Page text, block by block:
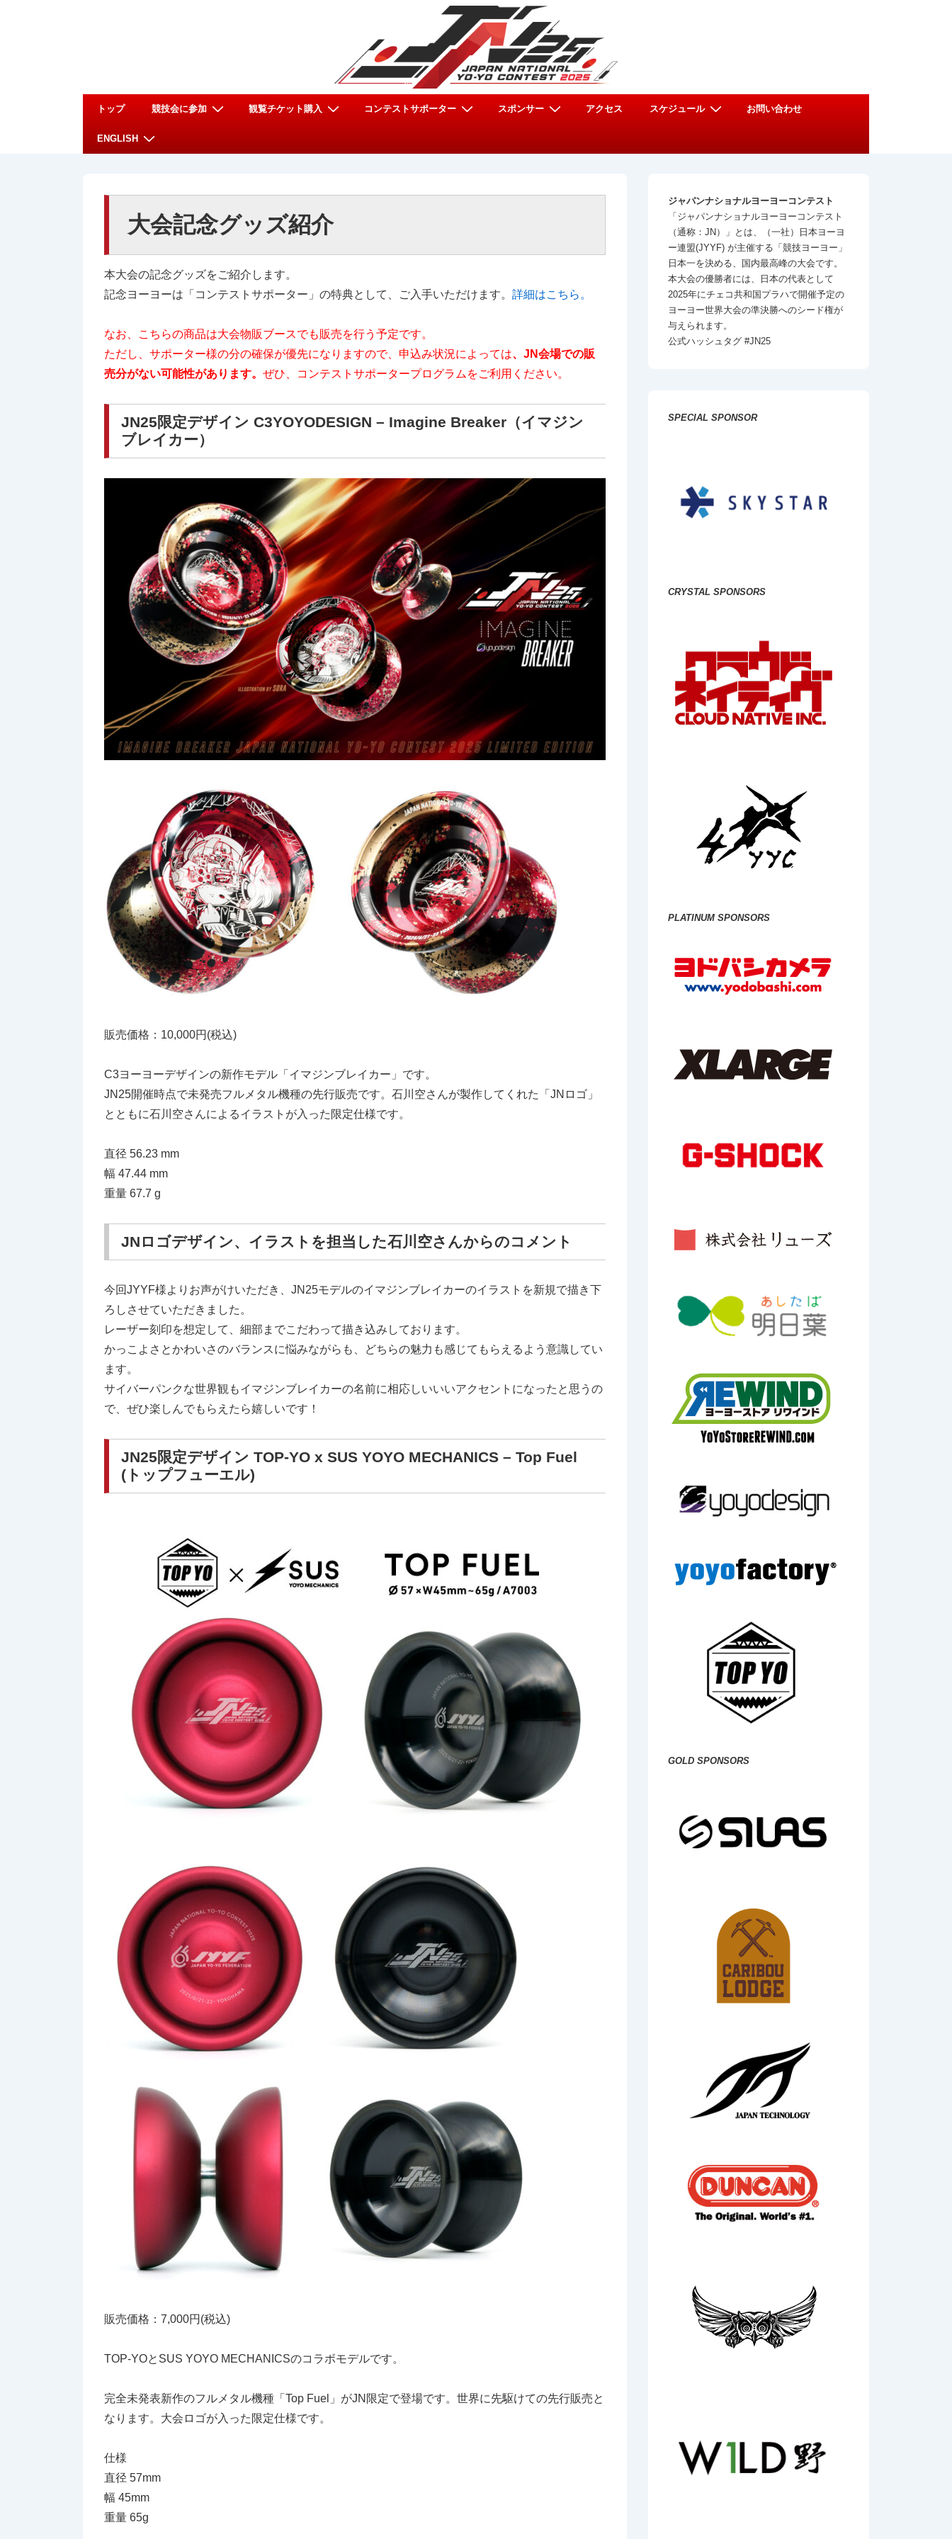
トップ 競技会に参加 観覧チケット購入 コンテストサポーター スポンサー アクセス スケジュール お問い合わせ
ENGLISH
大会記念グッズ紹介
本大会の記念グッズをご紹介します。
記念ヨーヨーは「コンテストサポーター」の特典として、ご入手いただけます。 詳細はこちら。
なお、こちらの商品は大会物販ブースでも販売を行う予定です。
ただし、サポーター様の分の確保が優先になりますので、申込み状況によっては、JN会場での販
売分がない可能性があります。 ぜひ、コンテストサポータープログラムをご利用ください。
JN25限定デザイン C3YOYODESIGN – Imagine Breaker（イマジン
ブレイカー）
販売価格：10,000円(税込)
C3ヨーヨーデザインの新作モデル「イマジンブレイカー」です。
JN25開催時点で未発売フルメタル機種の先行販売です。石川空さんが製作してくれた「JNロゴ」
とともに石川空さんによるイラストが入った限定仕様です。
直径 56.23 mm
幅 47.44 mm
重量 67.7 g
JNロゴデザイン、イラストを担当した石川空さんからのコメント
今回JYYF様よりお声がけいただき、JN25モデルのイマジンブレイカーのイラストを新規で描き下
ろしさせていただきました。
レーザー刻印を想定して、細部までこだわって描き込みしております。
かっこよさとかわいさのバランスに悩みながらも、どちらの魅力も感じてもらえるよう意識してい
ます。
サイバーパンクな世界観もイマジンブレイカーの名前に相応しいいいアクセントになったと思うの
で、ぜひ楽しんでもらえたら嬉しいです！
JN25限定デザイン TOP-YO x SUS YOYO MECHANICS – Top Fuel
(トップフューエル)
販売価格：7,000円(税込)
TOP-YOとSUS YOYO MECHANICSのコラボモデルです。
完全未発表新作のフルメタル機種「Top Fuel」がJN限定で登場です。世界に先駆けての先行販売と
なります。大会ロゴが入った限定仕様です。
仕様
直径 57mm
幅 45mm
重量 65g
ジャパンナショナルヨーヨーコンテスト
「ジャパンナショナルヨーヨーコンテスト
（通称：JN）」とは、（一社）日本ヨーヨ
ー連盟(JYYF) が主催する「競技ヨーヨー」
日本一を決める、国内最高峰の大会です。
本大会の優勝者には、日本の代表として
2025年にチェコ共和国プラハで開催予定の
ヨーヨー世界大会の準決勝へのシード権が
与えられます。
公式ハッシュタグ #JN25
SPECIAL SPONSOR
CRYSTAL SPONSORS
PLATINUM SPONSORS
GOLD SPONSORS